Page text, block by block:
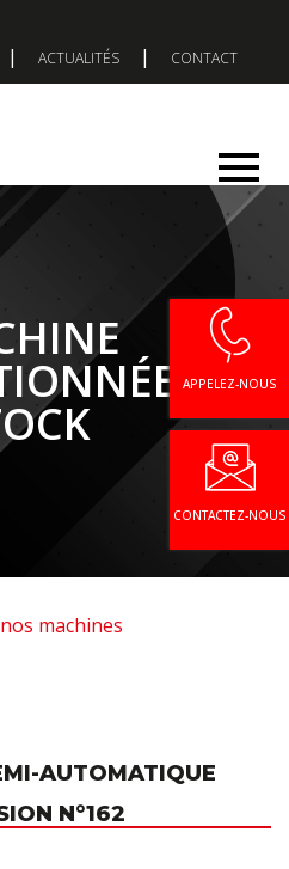
| ACTUALITÉS | CONTACT
EN
APPELEZ-NOUS
CONTACTEZ-NOUS
machines
AUTOMATIQUE
N°162